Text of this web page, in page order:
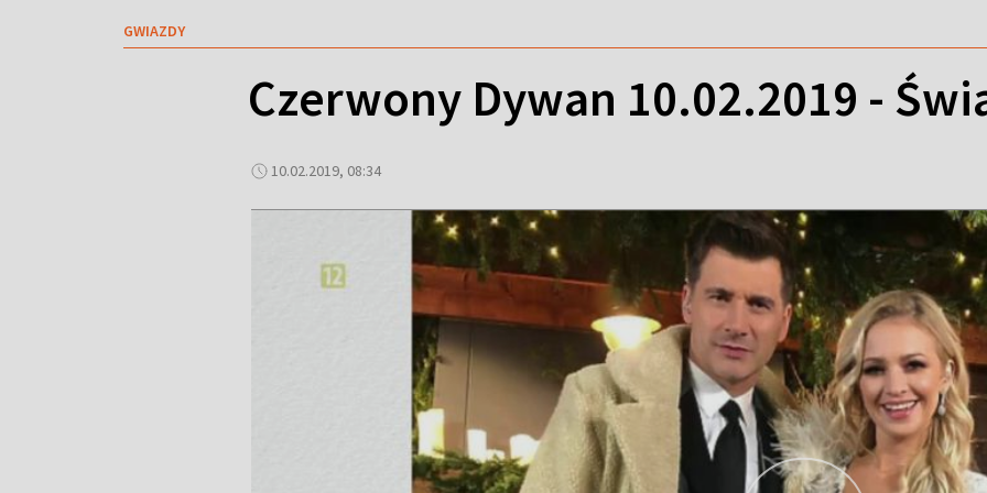
GWIAZDY
Czerwony Dywan 10.02.2019 -
10.02.2019, 08:34